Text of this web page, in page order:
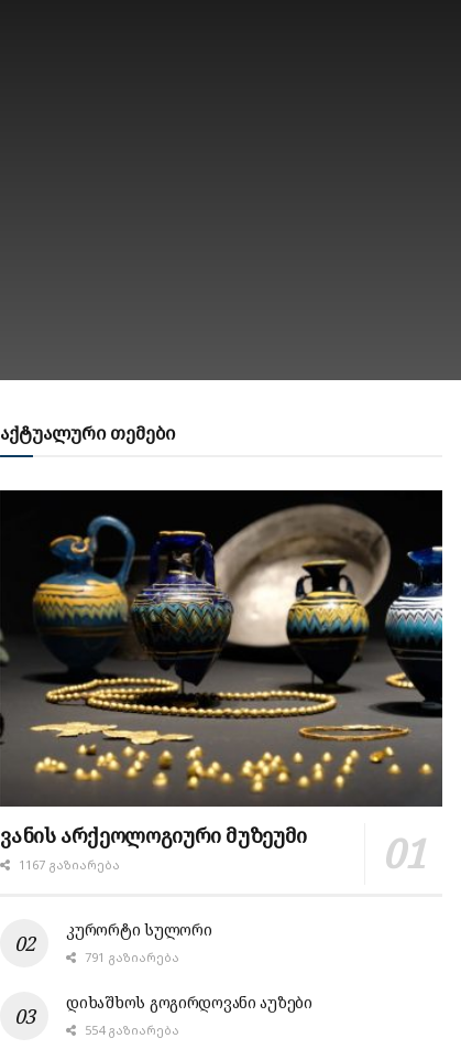
აქტუალური თემები
ვანის არქეოლოგიური მუზეუმი
1167 ᲒᲐᲖᲘᲐᲠᲔᲑᲐ
კურორტი სულორი
791 ᲒᲐᲖᲘᲐᲠᲔᲑᲐ
დიხაშხოს გოგირდოვანი აუზები
554 ᲒᲐᲖᲘᲐᲠᲔᲑᲐ